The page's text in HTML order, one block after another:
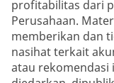
profitabilitas dari
Perusahaan.
memberikan dan
nasihat terkait
atau rekomendasi